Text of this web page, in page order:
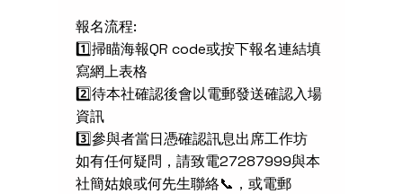
報名流程:
1️⃣掃瞄海報QR code或按下報名連結填
寫網上表格
2️⃣待本社確認後會以電郵發送確認入場
資訊
3️⃣參與者當日憑確認訊息出席工作坊
如有任何疑問，請致電27287999與本
社簡姑娘或何先生聯絡📞，或電郵